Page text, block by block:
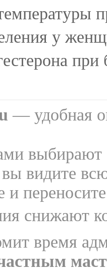
у
при
— удобная
выбирают
вы видите
и
снижают
время